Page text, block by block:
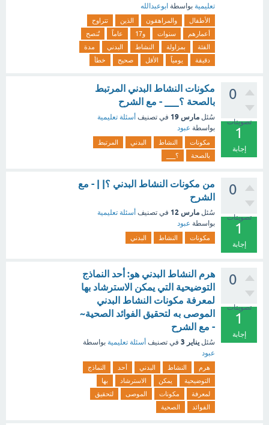
تعليمية بواسطة ابوعبدالله
الأطفال والمراهقون الذين
تتراوح
أعمارهم
سنوات و17 عاماً
تُنصح
الفئة
بمزاولة النشاط البدني
مدة
دقيقة
يومياً الأقل صحيح خطأ
0
تصويتات
1
إجابة
مكونات النشاط البدني المرتبط
بالصحة ؟___ - مع الشرح
سُئل مارس 19 في تصنيف أسئلة تعليمية
بواسطة عبود
مكونات النشاط البدني
المرتبط
بالصحة
؟___
0
تصويتات
1
إجابة
من مكونات النشاط البدني ؟| | - مع
الشرح
سُئل مارس 12 في تصنيف أسئلة تعليمية
بواسطة عبود
مكونات النشاط البدني
0
تصويتات
1
إجابة
هرم النشاط البدني هو: أحد النماذج
التوضيحية التي يمكن الاسترشاد بها
لمعرفة مكونات النشاط البدني
الموصى به لتحقيق الفوائد الصحية~
- مع الشرح
سُئل يناير 3 في تصنيف أسئلة تعليمية بواسطة
عبود
هرم النشاط البدني أحد
النماذج
التوضيحية
يمكن الاسترشاد
بها
لمعرفة
مكونات الموصى
لتحقيق
الفوائد
الصحية